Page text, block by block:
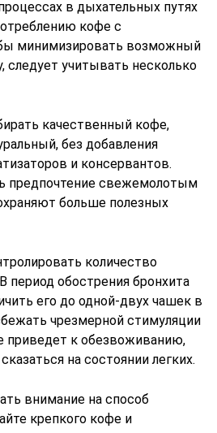
в дыхательных путях
кофе с
минимизировать возможный
следует учитывать несколько
качественный кофе,
без добавления
и консервантов.
предпочтение свежемолотым
больше полезных
количество
период обострения бронхита
его до одной-двух чашек в
чрезмерной стимуляции
приведет к обезвоживанию,
на состоянии легких.
внимание на способ
крепкого кофе и